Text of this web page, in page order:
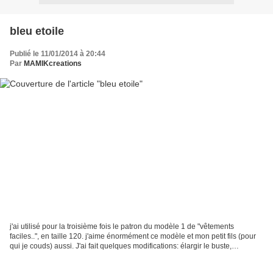
bleu etoile
Publié le 11/01/2014 à 20:44
Par MAMIKcreations
j'ai utilisé pour la troisième fois le patron du modèle 1 de "vêtements
faciles..", en taille 120. j'aime énormément ce modèle et mon petit fils (pour
qui je couds) aussi. J'ai fait quelques modifications: élargir le buste,